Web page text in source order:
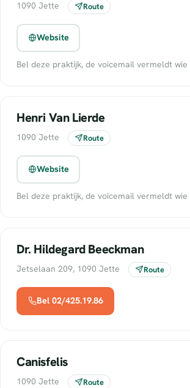
1090 Jette Route
Website
Bel deze praktijk, de voicemail vermeldt wie
Henri Van Lierde
1090 Jette Route
Website
Bel deze praktijk, de voicemail vermeldt wie
Dr. Hildegard Beeckman
Jetselaan 209, 1090 Jette Route
Bel 02/425.19.86
Canisfelis
1090 Jette Route